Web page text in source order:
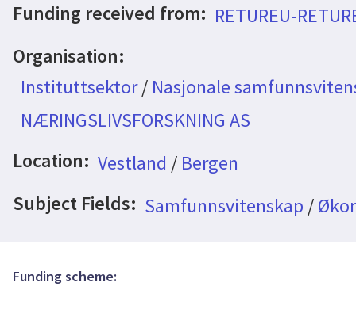
Funding received from: RETUREU-
Organisation:
Instituttsektor/ Nasjonale
NÆRINGSLIVSFORSKNING AS
Location: Vestland / Bergen
Subject Fields: Samfunnsvitenskap /
Funding scheme: